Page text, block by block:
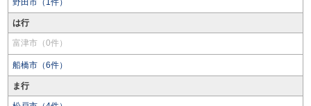
野田市（1件）
は行
富津市（0件）
船橋市（6件）
ま行